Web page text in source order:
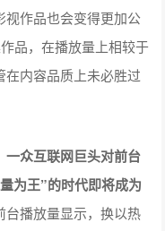
视作品也会变得更加公
品，在播放量上相较于
内容品质上未必胜过
一众互联网巨头对前台
为王”的时代即将成为
台播放量显示，换以热